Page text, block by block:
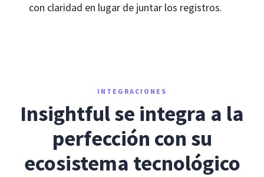
con claridad en lugar de juntar los registros.
INTEGRACIONES
Insightful se integra a la
perfección con su
ecosistema tecnológico